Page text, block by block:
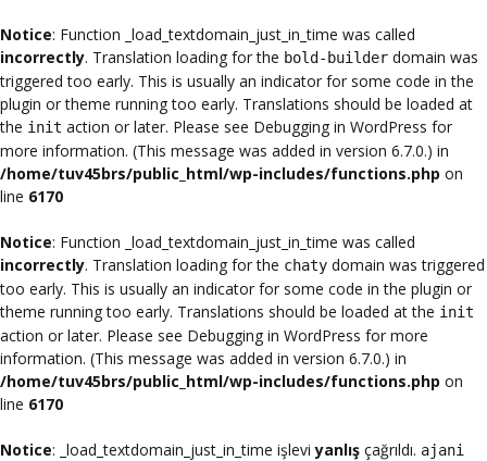
Notice: Function _load_textdomain_just_in_time was called
incorrectly. Translation loading for the bold-builder domain was
triggered too early. This is usually an indicator for some code in the
plugin or theme running too early. Translations should be loaded at
the init action or later. Please see Debugging in WordPress for
more information. (This message was added in version 6.7.0.) in
/home/tuv45brs/public_html/wp-includes/functions.php on
line 6170
Notice: Function _load_textdomain_just_in_time was called
incorrectly. Translation loading for the chaty domain was triggered
too early. This is usually an indicator for some code in the plugin or
theme running too early. Translations should be loaded at the init
action or later. Please see Debugging in WordPress for more
information. (This message was added in version 6.7.0.) in
/home/tuv45brs/public_html/wp-includes/functions.php on
line 6170
Notice: _load_textdomain_just_in_time işleviyanlış çağrıldı. ajani